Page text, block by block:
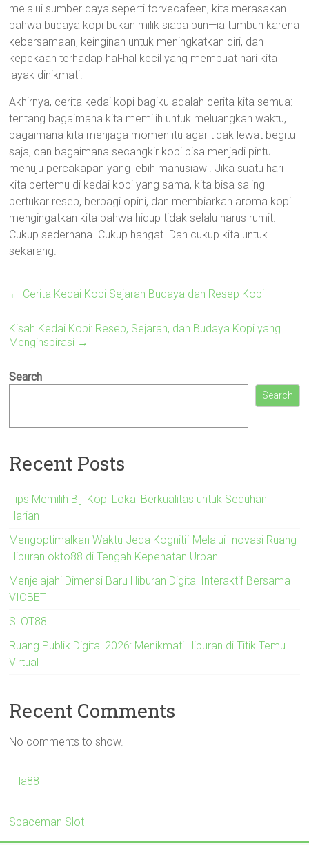
melalui sumber daya seperti torvecafeen, kita merasakan
bahwa budaya kopi bukan milik siapa pun—ia tumbuh karena
kebersamaan, keinginan untuk meningkatkan diri, dan
kepekaan terhadap hal-hal kecil yang membuat hari kita
layak dinikmati.
Akhirnya, cerita kedai kopi bagiku adalah cerita kita semua:
tentang bagaimana kita memilih untuk meluangkan waktu,
bagaimana kita menjaga momen itu agar tidak lewat begitu
saja, dan bagaimana secangkir kopi bisa menjadi pintu
menuju percakapan yang lebih manusiawi. Jika suatu hari
kita bertemu di kedai kopi yang sama, kita bisa saling
bertukar resep, berbagi opini, dan membiarkan aroma kopi
mengingatkan kita bahwa hidup tidak selalu harus rumit.
Cukup sederhana. Cukup hangat. Dan cukup kita untuk
sekarang.
← Cerita Kedai Kopi Sejarah Budaya dan Resep Kopi
Kisah Kedai Kopi: Resep, Sejarah, dan Budaya Kopi yang
Menginspirasi →
Search
Search
Recent Posts
Tips Memilih Biji Kopi Lokal Berkualitas untuk Seduhan
Harian
Mengoptimalkan Waktu Jeda Kognitif Melalui Inovasi Ruang
Hiburan okto88 di Tengah Kepenatan Urban
Menjelajahi Dimensi Baru Hiburan Digital Interaktif Bersama
VIOBET
SLOT88
Ruang Publik Digital 2026: Menikmati Hiburan di Titik Temu
Virtual
Recent Comments
No comments to show.
FIla88
Spaceman Slot